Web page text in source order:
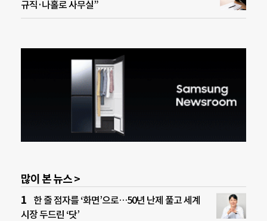
규직·나홀로 사무실”
많이 본 뉴스 >
한 줄 점자를 ‘화면’으로…50년 난제 풀고 세계
시장 두드린 ‘닷’